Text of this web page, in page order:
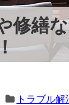
修繕
トラブル解